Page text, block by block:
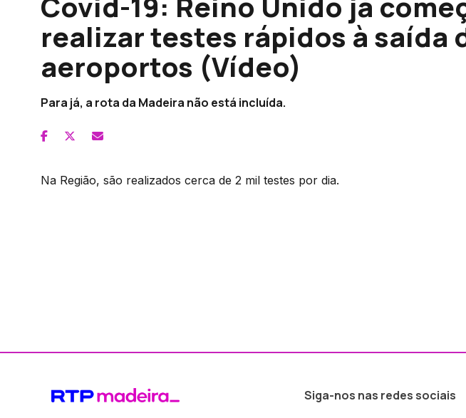
realizar testes rápidos à saída
aeroportos (Vídeo)
Para já, a rota da Madeira não está incluída.
Na Região, são realizados cerca de 2 mil testes por dia.
Siga-nos nas redes sociais